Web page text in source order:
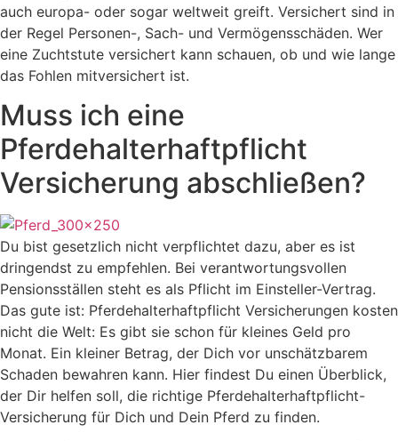
auch europa- oder sogar weltweit greift. Versichert sind in
der Regel Personen-, Sach- und Vermögensschäden. Wer
eine Zuchtstute versichert kann schauen, ob und wie lange
das Fohlen mitversichert ist.
Muss ich eine
Pferdehalterhaftpflicht
Versicherung abschließen?
Du bist gesetzlich nicht verpflichtet dazu, aber es ist
dringendst zu empfehlen. Bei verantwortungsvollen
Pensionsställen steht es als Pflicht im Einsteller-Vertrag.
Das gute ist: Pferdehalterhaftpflicht Versicherungen kosten
nicht die Welt: Es gibt sie schon für kleines Geld pro
Monat. Ein kleiner Betrag, der Dich vor unschätzbarem
Schaden bewahren kann. Hier findest Du einen Überblick,
der Dir helfen soll, die richtige Pferdehalterhaftpflicht-
Versicherung für Dich und Dein Pferd zu finden.